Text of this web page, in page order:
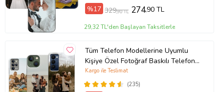
%17 329,90 TL 274,90 TL
29,32 TL'den Başlayan Taksitlerle
Tüm Telefon Modellerine Uyumlu
Kişiye Özel Fotoğraf Baskılı Telefon
Kılıfı
(235)
Kargo ile Teslimat